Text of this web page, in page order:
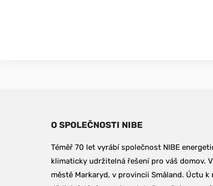
O SPOLEČNOSTI NIBE
Téměř 70 let vyrábí společnost NIBE
klimaticky udržitelná řešení pro váš domov.
městě Markaryd, v provincii Småland. Úctu k